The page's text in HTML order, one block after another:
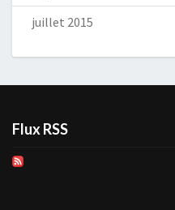
juillet 2015
Flux RSS